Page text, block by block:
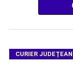
CURIER JUDEȚEAN